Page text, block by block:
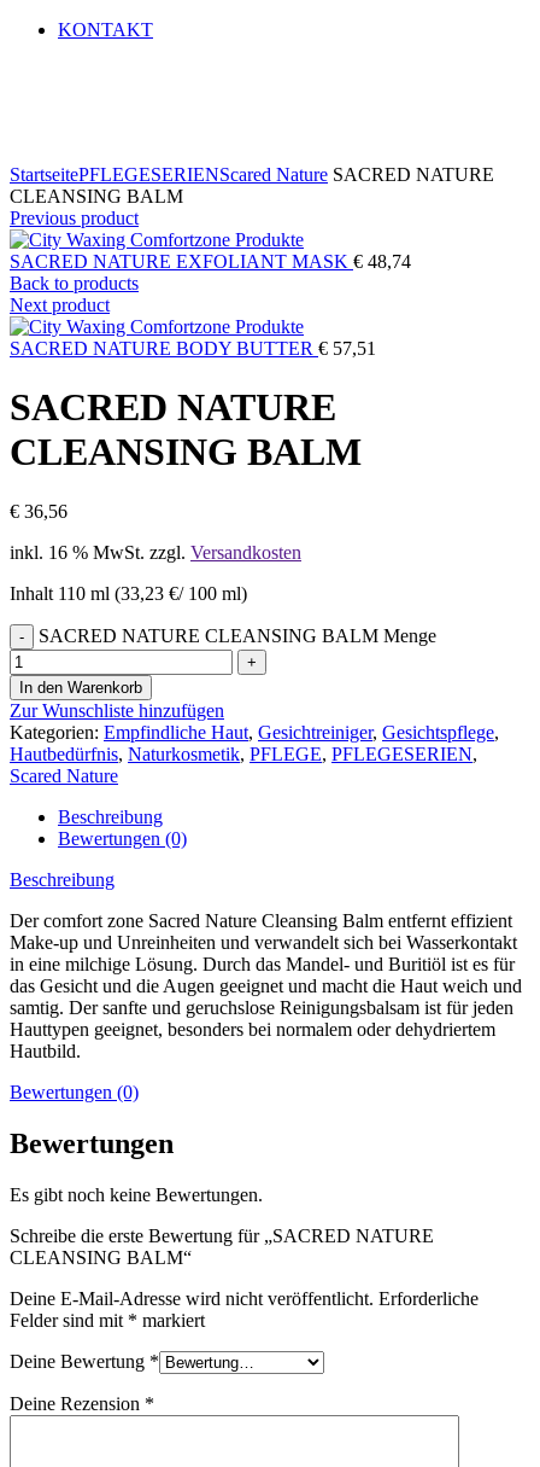
KONTAKT
StartseitePFLEGESERIENScared Nature SACRED NATURE
CLEANSING BALM
Previous product
SACRED NATURE EXFOLIANT MASK € 48,74
Back to products
Next product
SACRED NATURE BODY BUTTER € 57,51
SACRED NATURE
CLEANSING BALM
€ 36,56
inkl. 16 % MwSt. zzgl. Versandkosten
Inhalt 110 ml (33,23 €/ 100 ml)
SACRED NATURE CLEANSING BALM Menge
In den Warenkorb
Zur Wunschliste hinzufügen
Kategorien: Empfindliche Haut, Gesichtreiniger, Gesichtspflege,
Hautbedürfnis, Naturkosmetik, PFLEGE, PFLEGESERIEN,
Scared Nature
Beschreibung
Bewertungen (0)
Beschreibung
Der comfort zone Sacred Nature Cleansing Balm entfernt effizient
Make-up und Unreinheiten und verwandelt sich bei Wasserkontakt
in eine milchige Lösung. Durch das Mandel- und Buritiöl ist es für
das Gesicht und die Augen geeignet und macht die Haut weich und
samtig. Der sanfte und geruchslose Reinigungsbalsam ist für jeden
Hauttypen geeignet, besonders bei normalem oder dehydriertem
Hautbild.
Bewertungen (0)
Bewertungen
Es gibt noch keine Bewertungen.
Schreibe die erste Bewertung für „SACRED NATURE
CLEANSING BALM“
Deine E-Mail-Adresse wird nicht veröffentlicht. Erforderliche
Felder sind mit * markiert
Deine Bewertung *
Deine Rezension *